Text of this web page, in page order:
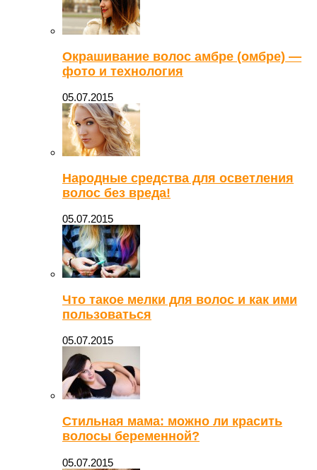
Окрашивание волос амбре (омбре) —
фото и технология
05.07.2015
Народные средства для осветления
волос без вреда!
05.07.2015
Что такое мелки для волос и как ими
пользоваться
05.07.2015
Стильная мама: можно ли красить
волосы беременной?
05.07.2015